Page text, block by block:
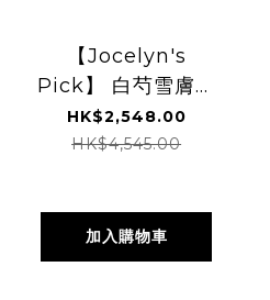
【Jocelyn's
Pick】 白芍雪膚套
裝
HK$2,548.00
HK$4,545.00
加入購物車